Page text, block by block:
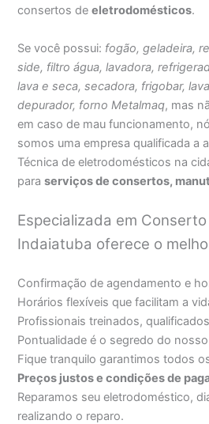
consertos deeletrodomésticos.
Se você possui: fogão, geladeira,
side, filtro água, lavadora,
lava e seca, secadora, frigobar,
depurador, forno Metalmaq, mas
em caso de mau funcionamento,
somos uma empresa qualificada a
Técnica de eletrodomésticos na
paraserviços de consertos,
Especializada em
Indaiatuba oferece o
Confirmação de agendamento e
Horários flexíveis que facilitam a
Profissionais treinados,
Pontualidade é o segredo do
Fique tranquilo garantimos todos
Preços justos e condições de
Reparamos seu eletrodoméstico,
realizando o reparo.